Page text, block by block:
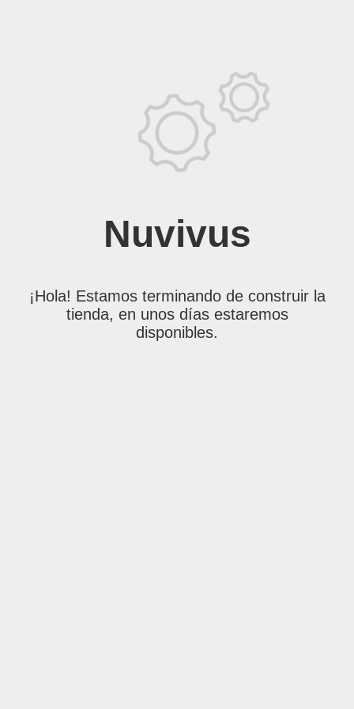
Nuvivus
¡Hola! Estamos terminando de construir la
tienda, en unos días estaremos
disponibles.